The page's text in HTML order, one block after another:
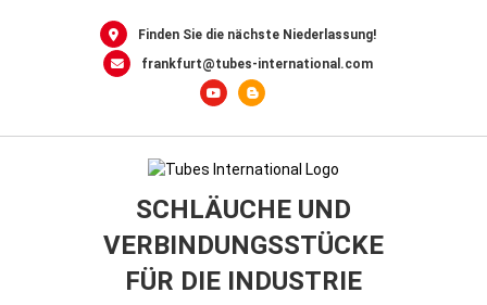
Finden Sie die nächste Niederlassung!
frankfurt@tubes-international.com
SCHLÄUCHE UND
VERBINDUNGSSTÜCKE
FÜR DIE INDUSTRIE